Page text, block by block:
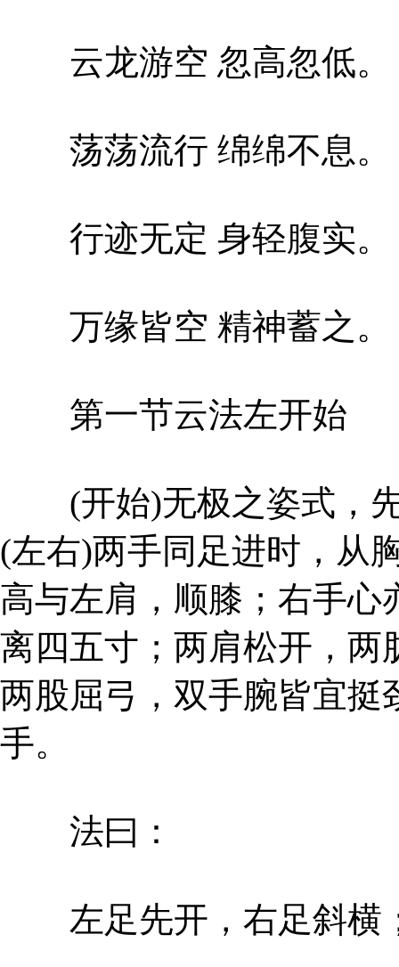
云龙游空 忽高忽低。
荡荡流行 绵绵不息。
行迹无定 身轻腹实。
万缘皆空 精神蓄之。
第一节云法左开始
(开始)无极之姿式，先
(左右)两手同足进时，从
高与左肩，顺膝；右手心
离四五寸；两肩松开，两
两股屈弓，双手腕皆宜挺
手。
法曰：
左足先开，右足斜横